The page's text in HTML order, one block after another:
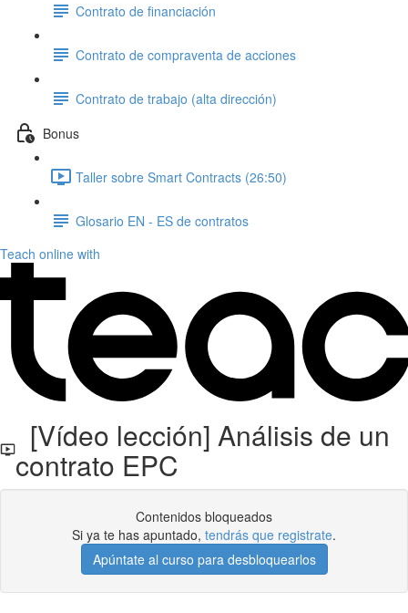
Contrato de financiación
Contrato de compraventa de acciones
Contrato de trabajo (alta dirección)
Bonus
Taller sobre Smart Contracts (26:50)
Glosario EN - ES de contratos
Teach online with
[Vídeo lección] Análisis de un
contrato EPC
Contenidos bloqueados
Si ya te has apuntado, tendrás que registrate.
Apúntate al curso para desbloquearlos